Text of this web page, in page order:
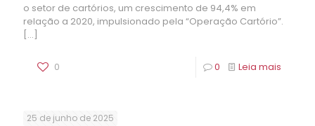
o setor de cartórios, um crescimento de 94,4% em
relação a 2020, impulsionado pela “Operação Cartório”.
[…]
0 0 Leia mais
25 de junho de 2025